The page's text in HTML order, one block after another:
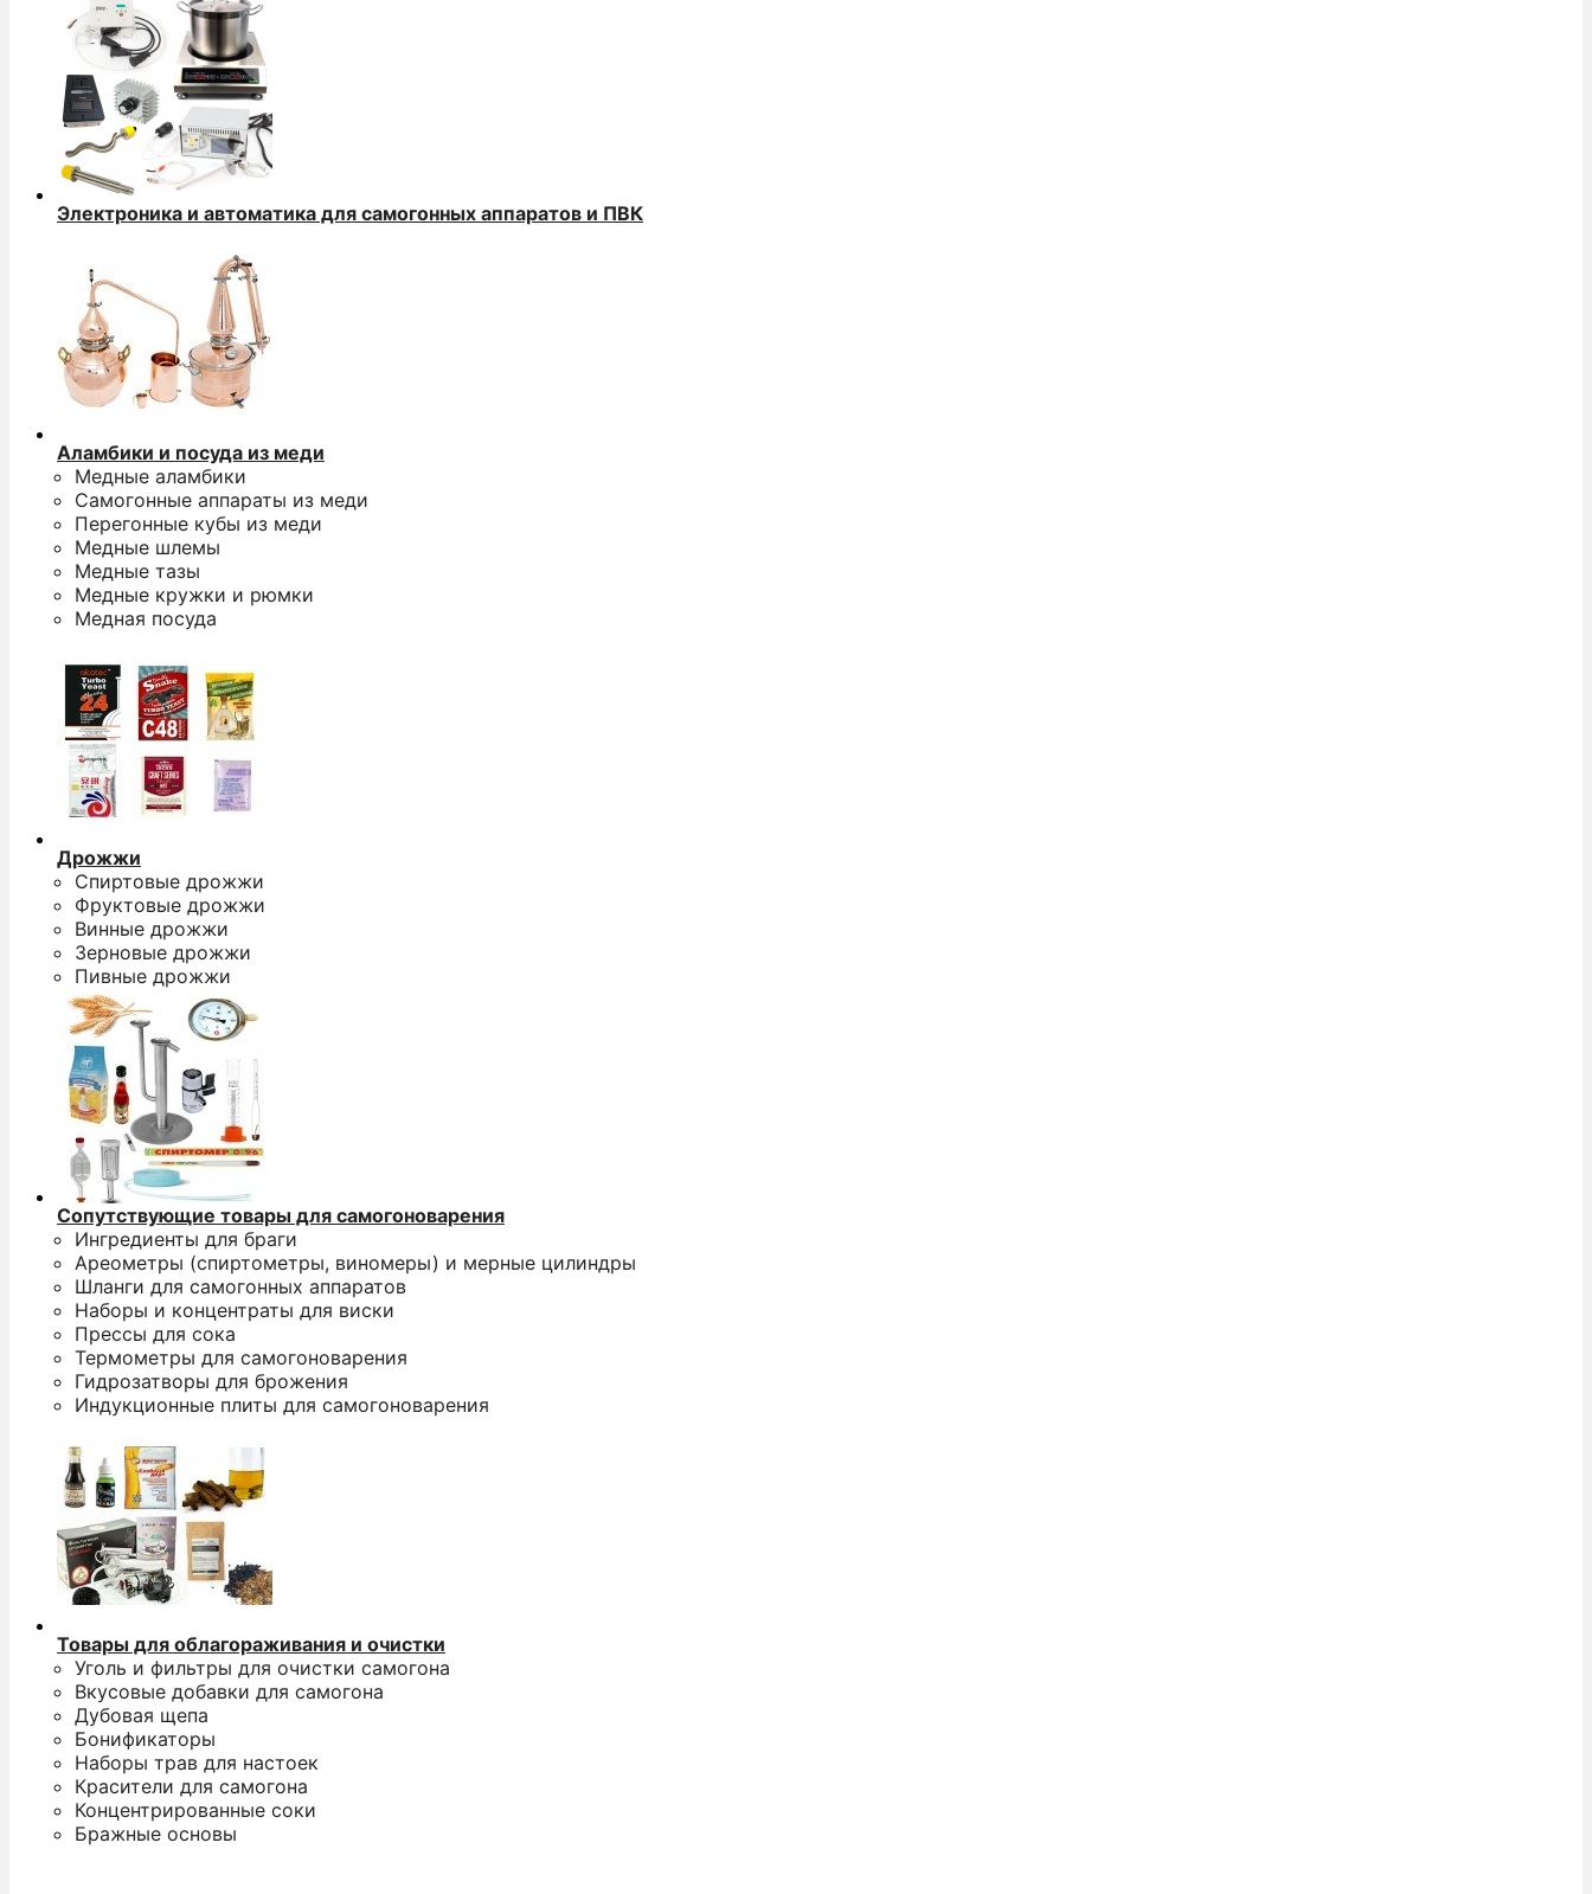
Электроника и автоматика для самогонных аппаратов и ПВК
Аламбики и посуда из меди
Медные аламбики
Самогонные аппараты из меди
Перегонные кубы из меди
Медные шлемы
Медные тазы
Медные кружки и рюмки
Медная посуда
Дрожжи
Спиртовые дрожжи
Фруктовые дрожжи
Винные дрожжи
Зерновые дрожжи
Пивные дрожжи
Сопутствующие товары для самогоноварения
Ингредиенты для браги
Ареометры (спиртометры, виномеры) и мерные цилиндры
Шланги для самогонных аппаратов
Наборы и концентраты для виски
Прессы для сока
Термометры для самогоноварения
Гидрозатворы для брожения
Индукционные плиты для самогоноварения
Товары для облагораживания и очистки
Уголь и фильтры для очистки самогона
Вкусовые добавки для самогона
Дубовая щепа
Бонификаторы
Наборы трав для настоек
Красители для самогона
Концентрированные соки
Бражные основы